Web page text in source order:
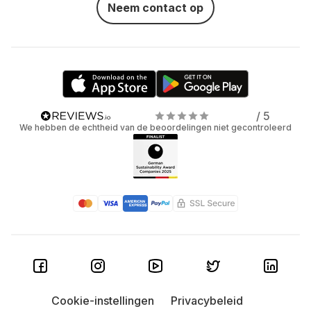
Neem contact op
/ 5
We hebben de echtheid van de beoordelingen niet gecontroleerd
Cookie-instellingen
Privacybeleid